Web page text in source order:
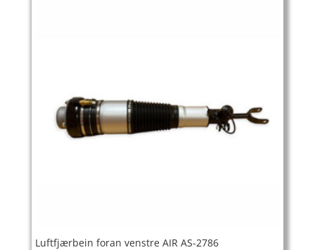
Luftfjærbein foran venstre AIR AS-2786